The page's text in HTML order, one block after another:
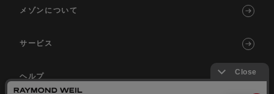
メゾンについて
サービス
ヘルプ